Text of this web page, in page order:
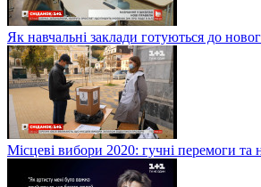
Як навчальні заклади готуються до
Місцеві вибори 2020: гучні перемоги та